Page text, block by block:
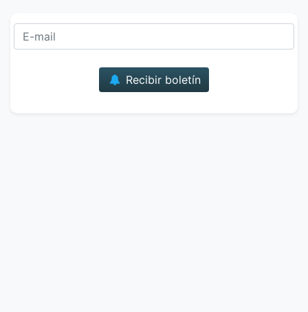
Recibir boletín